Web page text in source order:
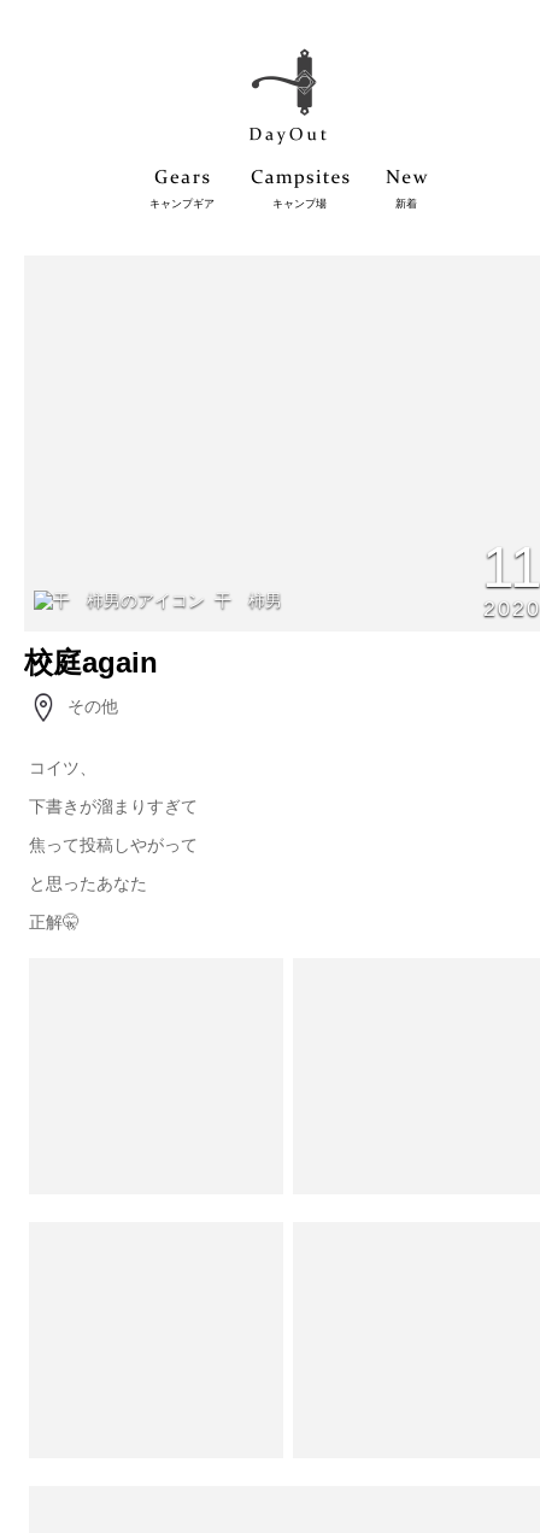
キャンプギア キャンプ場 新着
干 柿男 2020
校庭again
その他
コイツ、
下書きが溜まりすぎて
焦って投稿しやがって
と思ったあなた
正解🤫